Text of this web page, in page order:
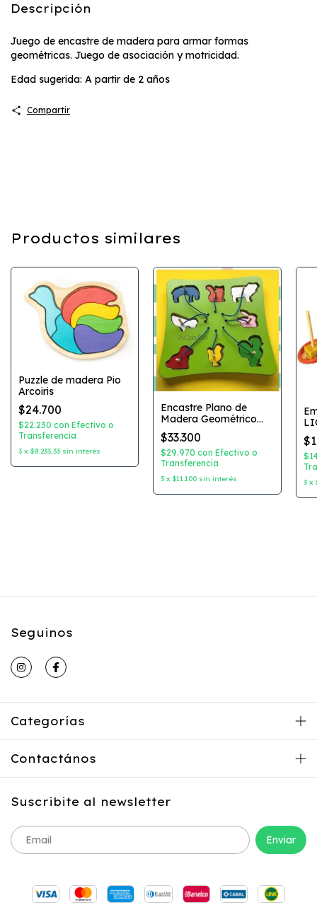
Descripción
Juego de encastre de madera para armar formas
geométricas. Juego de asociación y motricidad.
Edad sugerida: A partir de 2 años
Compartir
Productos similares
Puzzle de madera Pio
Arcoiris
$24.700
$22.230 con Efectivo o
Transferencia
3 x $8.233,33 sin interés
Encastre Plano de
Madera Geométrico
Clasico
$33.300
$29.970con Efectivo o
Transferencia
3 x$11.100 sin interés 3 x
Seguinos
Categorías
Contactános
Suscribite al newsletter